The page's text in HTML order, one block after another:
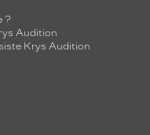
?
Audition
Krys Audition